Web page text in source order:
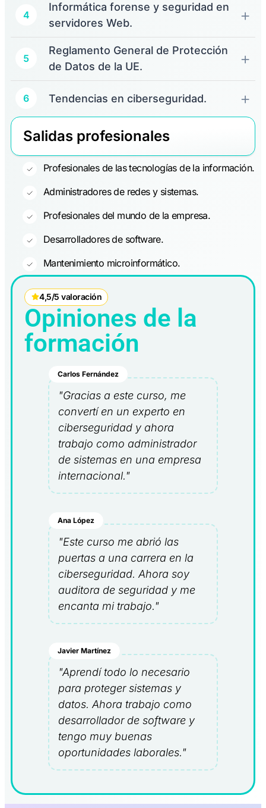
4
Informática forense y seguridad en
servidores Web.
5
Reglamento General de Protección
de Datos de la UE.
6 Tendencias en ciberseguridad.
Salidas profesionales
Profesionales de las tecnologías de la información.
Administradores de redes y sistemas.
Profesionales del mundo de la empresa.
Desarrolladores de software.
Mantenimiento microinformático.
4,5/5 valoración
Opiniones de la
formación
Carlos Fernández
"Gracias a este curso, me
convertí en un experto en
ciberseguridad y ahora
trabajo como administrador
de sistemas en una empresa
internacional."
Ana López
"Este curso me abrió las
puertas a una carrera en la
ciberseguridad. Ahora soy
auditora de seguridad y me
encanta mi trabajo."
Javier Martínez
"Aprendí todo lo necesario
para proteger sistemas y
datos. Ahora trabajo como
desarrollador de software y
tengo muy buenas
oportunidades laborales."